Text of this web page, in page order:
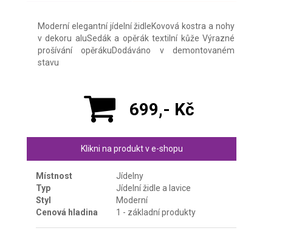
Moderní elegantní jídelní židleKovová kostra a nohy
v dekoru aluSedák a opěrák textilní kůže Výrazné
prošívání opěrákuDodáváno v demontovaném
stavu
699,- Kč
Klikni na produkt v e-shopu
Místnost
Jídelny
Typ
Jídelní židle a lavice
Styl
Moderní
Cenová hladina
1 - základní produkty